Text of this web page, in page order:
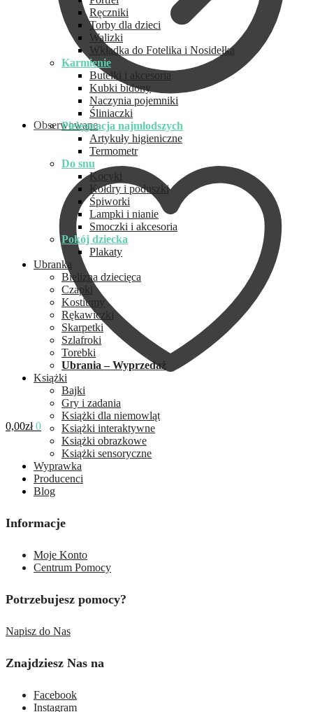
Obserwowane
0,00zł 0
Ręczniki
Torby dla dzieci
Walizki
Wkładka do Fotelika i Nosidełka
Karmienie
Butelki i akcesoria
Kubki bidony
Naczynia pojemniki
Śliniaczki
Pielęgnacja najmłodszych
Artykuły higieniczne
Termometr
Do snu
Kocyki
Kołdry i poduszki
Śpiworki
Lampki i nianie
Smoczki i akcesoria
Pokój dziecka
Plakaty
Ubranka
Bielizna dziecięca
Czapki
Kostiumy
Rękawiczki
Skarpetki
Szlafroki
Torebki
Ubrania – Wyprzedaż
Książki
Bajki
Gry i zadania
Książki dla niemowląt
Książki interaktywne
Książki obrazkowe
Książki sensoryczne
Wyprawka
Producenci
Blog
Informacje
Moje Konto
Centrum Pomocy
Potrzebujesz pomocy?
Napisz do Nas
Znajdziesz Nas na
Facebook
Instagram